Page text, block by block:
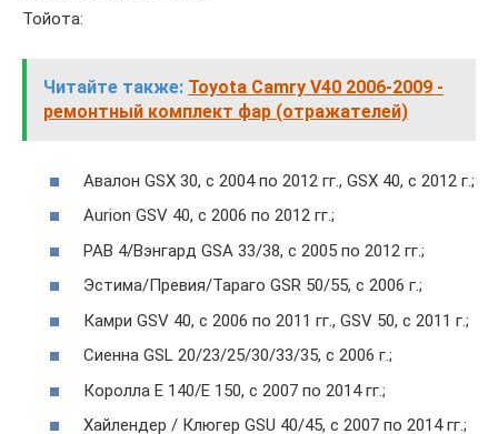
Тойота:
Читайте также: Toyota Camry V40 2006-2009 -
ремонтный комплект фар (отражателей)
Авалон GSX 30, с 2004 по 2012 гг., GSX 40, с 2012 г.;
Aurion GSV 40, с 2006 по 2012 гг.;
РАВ 4/Вэнгард GSA 33/38, с 2005 по 2012 гг.;
Эстима/Превия/Тараго GSR 50/55, с 2006 г.;
Камри GSV 40, с 2006 по 2011 гг., GSV 50, с 2011 г.;
Сиенна GSL 20/23/25/30/33/35, с 2006 г.;
Королла E 140/E 150, с 2007 по 2014 гг.;
Хайлендер / Клюгер GSU 40/45, с 2007 по 2014 гг.;